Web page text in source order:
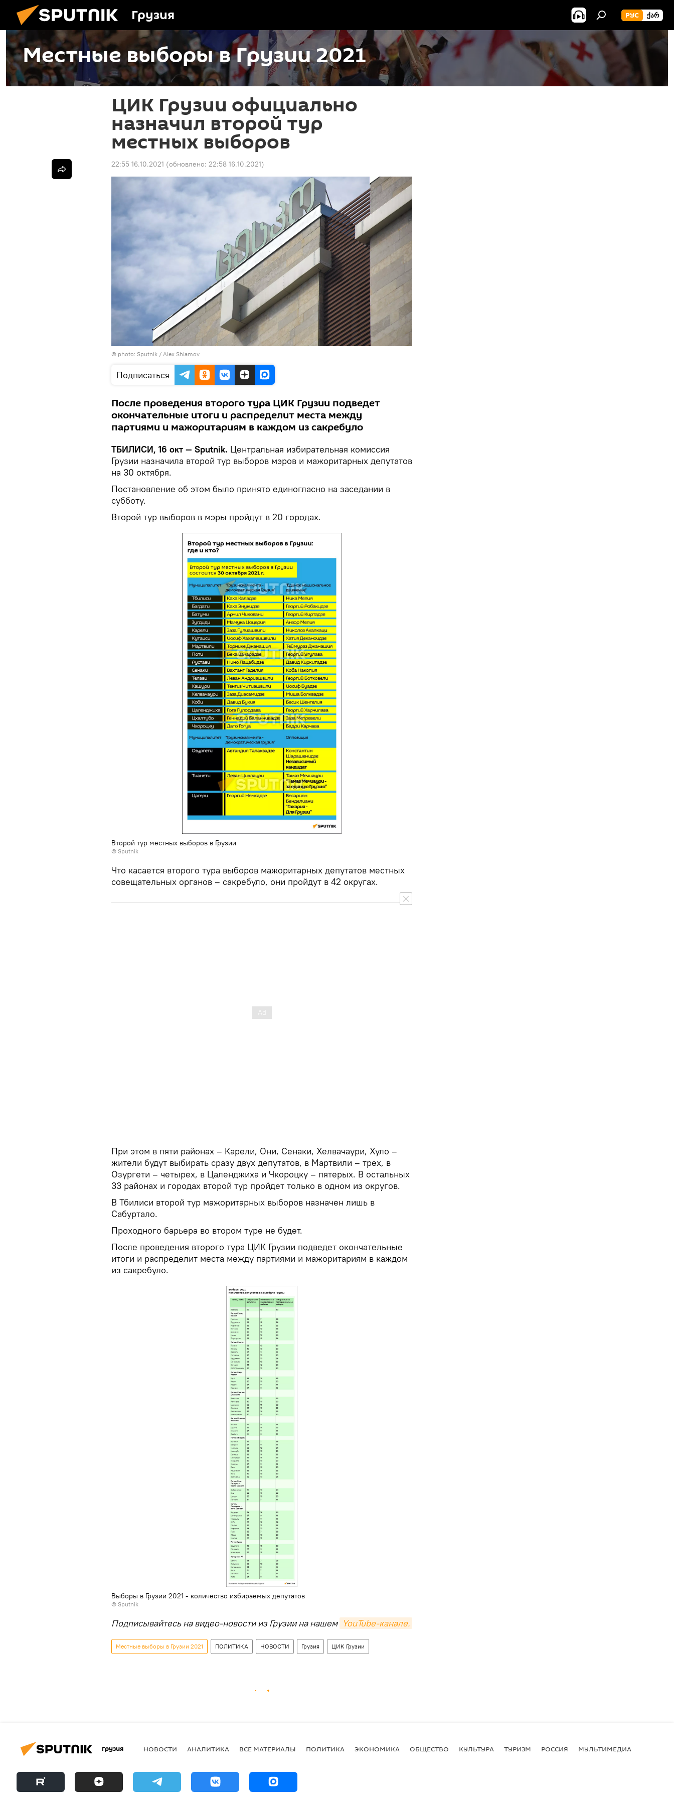
Грузия РУС ᲥᲐᲠ
Местные выборы в Грузии 2021
ЦИК Грузии официально
назначил второй тур
местных выборов
22:55 16.10.2021 (обновлено: 22:58 16.10.2021)
© photo: Sputnik / Alex Shlamov
Подписаться
После проведения второго тура ЦИК Грузии подведет
окончательные итоги и распределит места между
партиями и мажоритариям в каждом из сакребуло
ТБИЛИСИ, 16 окт — Sputnik. Центральная избирательная комиссия
Грузии назначила второй тур выборов мэров и мажоритарных депутатов
на 30 октября.
Постановление об этом было принято единогласно на заседании в
субботу.
Второй тур выборов в мэры пройдут в 20 городах.
Второй тур местных выборов в Грузии
© Sputnik
Что касается второго тура выборов мажоритарных депутатов местных
совещательных органов – сакребуло, они пройдут в 42 округах.
При этом в пяти районах – Карели, Они, Сенаки, Хелвачаури, Хуло –
жители будут выбирать сразу двух депутатов, в Мартвили – трех, в
Озургети – четырех, в Цаленджиха и Чкороцку – пятерых. В остальных
33 районах и городах второй тур пройдет только в одном из округов.
В Тбилиси второй тур мажоритарных выборов назначен лишь в
Сабуртало.
Проходного барьера во втором туре не будет.
После проведения второго тура ЦИК Грузии подведет окончательные
итоги и распределит места между партиями и мажоритариям в каждом
из сакребуло.
Выборы в Грузии 2021 - количество избираемых депутатов
© Sputnik
Подписывайтесь на видео-новости из Грузии на нашем YouTube-канале.
Местные выборы в Грузии 2021 ПОЛИТИКА НОВОСТИ Грузия ЦИК Грузии
Грузия НОВОСТИ АНАЛИТИКА ВСЕ МАТЕРИАЛЫ ПОЛИТИКА ЭКОНОМИКА ОБЩЕСТВО КУЛЬТУРА ТУРИЗМ РОССИЯ МУЛЬТИМЕДИА